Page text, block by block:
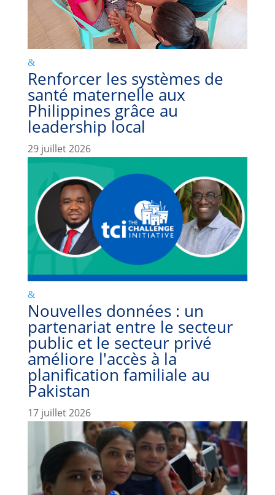
Renforcer les systèmes de
santé maternelle aux
Philippines grâce au
leadership local
29 juillet 2026
Nouvelles données : un
partenariat entre le secteur
public et le secteur privé
améliore l'accès à la
planification familiale au
Pakistan
17 juillet 2026